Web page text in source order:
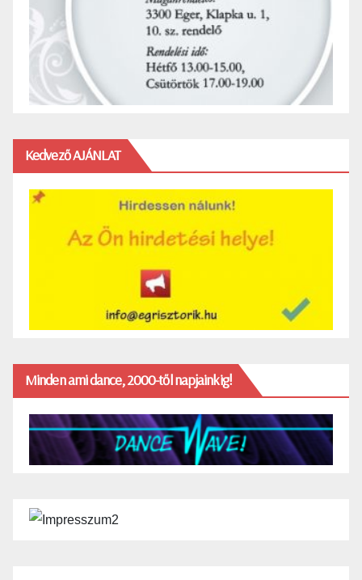
Kedvező AJÁNLAT
Minden ami dance, 2000-től napjainkig!